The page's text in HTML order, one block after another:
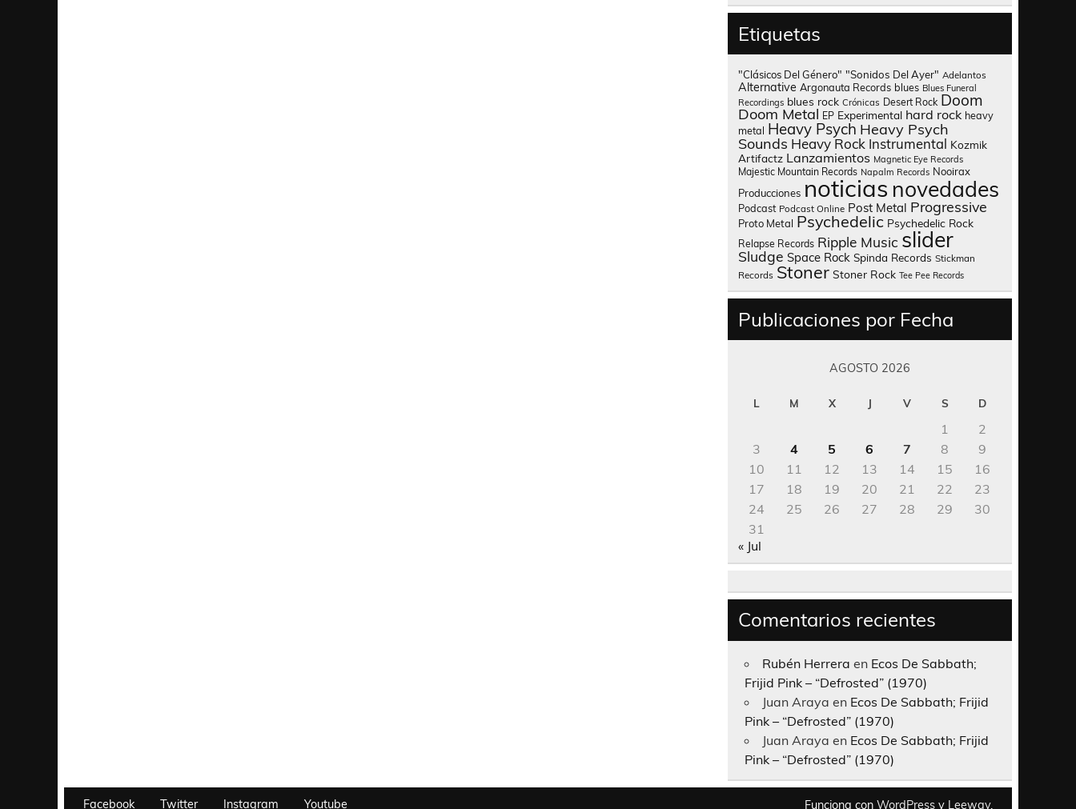
Etiquetas
"Clásicos Del Género" "Sonidos Del Ayer" Adelantos
Alternative Argonauta Records blues Blues Funeral
Recordings blues rock Crónicas Desert Rock Doom
Doom Metal EP Experimental hard rock heavy
metal Heavy Psych Heavy Psych
Sounds Heavy Rock Instrumental Kozmik
Artifactz Lanzamientos Magnetic Eye Records
Majestic Mountain Records Napalm Records Nooirax
Producciones noticias novedades
Podcast Podcast Online Post Metal Progressive
Proto Metal Psychedelic Psychedelic Rock
Relapse Records Ripple Music slider
Sludge Space Rock Spinda Records Stickman
Records Stoner Stoner Rock Tee Pee Records
Publicaciones por Fecha
AGOSTO 2026
L M X J V S D
1
2
3
4 5 6 7 8
9
10
11 12 13 14 15
16
17
18 19 20 21 22
23
24
25 26 27 28 29
30
31
« Jul
Comentarios recientes
Rubén Herrera en Ecos De Sabbath;
Frijid Pink – “Defrosted” (1970)
Juan Araya en Ecos De Sabbath; Frijid
Pink – “Defrosted” (1970)
Juan Araya en Ecos De Sabbath; Frijid
Pink – “Defrosted” (1970)
Facebook Twitter Instagram Youtube Funciona con WordPress y Leeway.